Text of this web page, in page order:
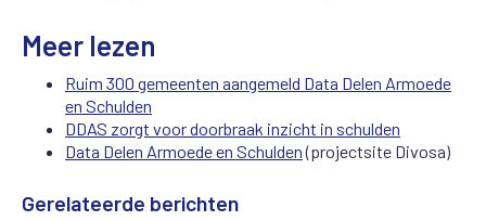
Meer lezen
Ruim 300 gemeenten aangemeld Data Delen Armoede
en Schulden
DDAS zorgt voor doorbraak inzicht in schulden
Data Delen Armoede en Schulden(projectsite Divosa)
Gerelateerde berichten